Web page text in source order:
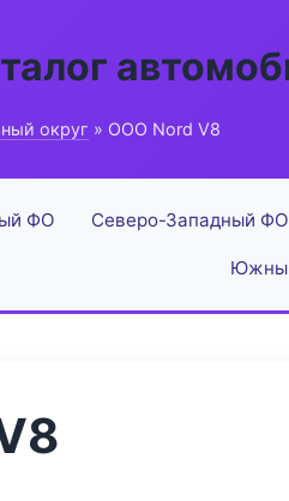
округ » ООО Nord V8
ФО Северо-Западный ФО